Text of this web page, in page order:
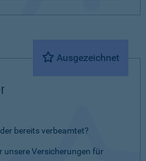
Ausgezeichnet
bereits verbeamtet?
unsere Versicherungen für